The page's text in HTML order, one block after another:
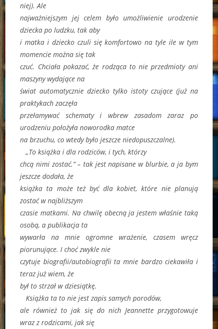
niej). Ale
najważniejszym jej celem było umożliwienie urodzenie
dziecka po ludzku, tak aby
i matka i dziecko czuli się komfortowo na tyle ile w tym
momencie można się tak
czuć. Chciała pokazać, że rodząca to nie przedmioty ani
maszyny wydające na
świat automatycznie dziecko tylko istoty czujące (już na
praktykach zaczęła
przełamywać schematy i wbrew zasadom zaraz po
urodzeniu położyła noworodka matce
na brzuchu, co wtedy było jeszcze niedopuszczalne).
„To książka i dla rodziców, i tych, którzy
chcą nimi zostać.” – tak jest napisane w blurbie, a ja bym
jeszcze dodała, że
książka ta może też być dla kobiet, które nie planują
zostać w najbliższym
czasie matkami. Na chwilę obecną ja jestem właśnie taką
osobą, a publikacja ta
wywarła na mnie ogromne wrażenie, czasem wręcz
piorunujące. I choć zwykle nie
czytuje biografii/autobiografii ta mnie bardzo ciekawiła i
teraz już wiem, że
był to strzał w dziesiątkę.
Książka ta to nie jest zapis samych porodów,
ale również to jak się do nich Jeannette przygotowuje
wraz z rodzicami, jak się